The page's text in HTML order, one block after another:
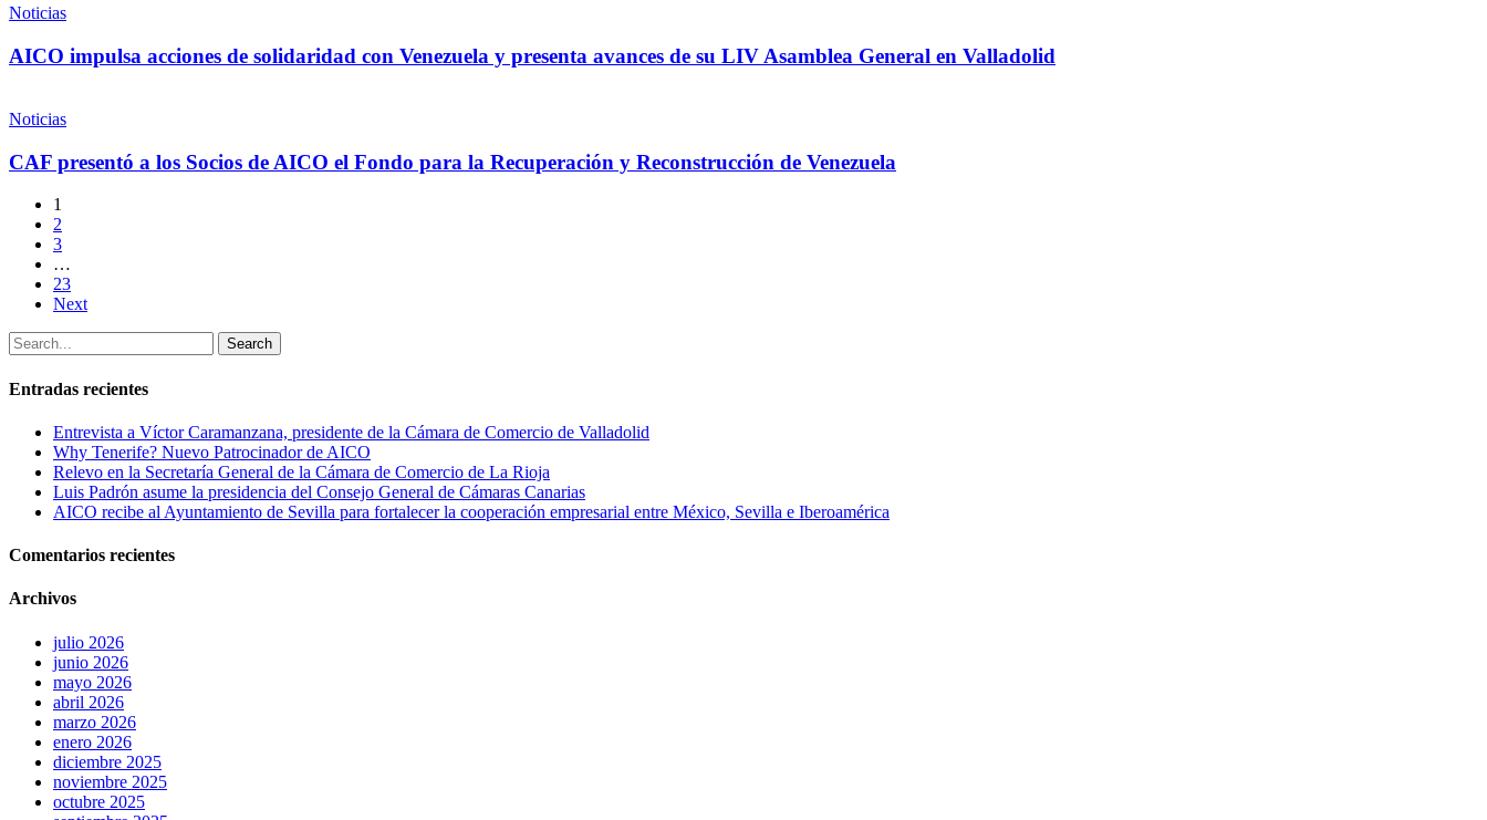
Noticias
AICO impulsa acciones de solidaridad con Venezuela y presenta avances de su LIV Asamblea General en Valladolid
Noticias
CAF presentó a los Socios de AICO el Fondo para la Recuperación y Reconstrucción de Venezuela
1
2
3
…
23
Next
Search
Entradas recientes
Entrevista a Víctor Caramanzana, presidente de la Cámara de Comercio de Valladolid
Why Tenerife? Nuevo Patrocinador de AICO
Relevo en la Secretaría General de la Cámara de Comercio de La Rioja
Luis Padrón asume la presidencia del Consejo General de Cámaras Canarias
AICO recibe al Ayuntamiento de Sevilla para fortalecer la cooperación empresarial entre México, Sevilla e Iberoamérica
Comentarios recientes
Archivos
julio 2026
junio 2026
mayo 2026
abril 2026
marzo 2026
enero 2026
diciembre 2025
noviembre 2025
octubre 2025